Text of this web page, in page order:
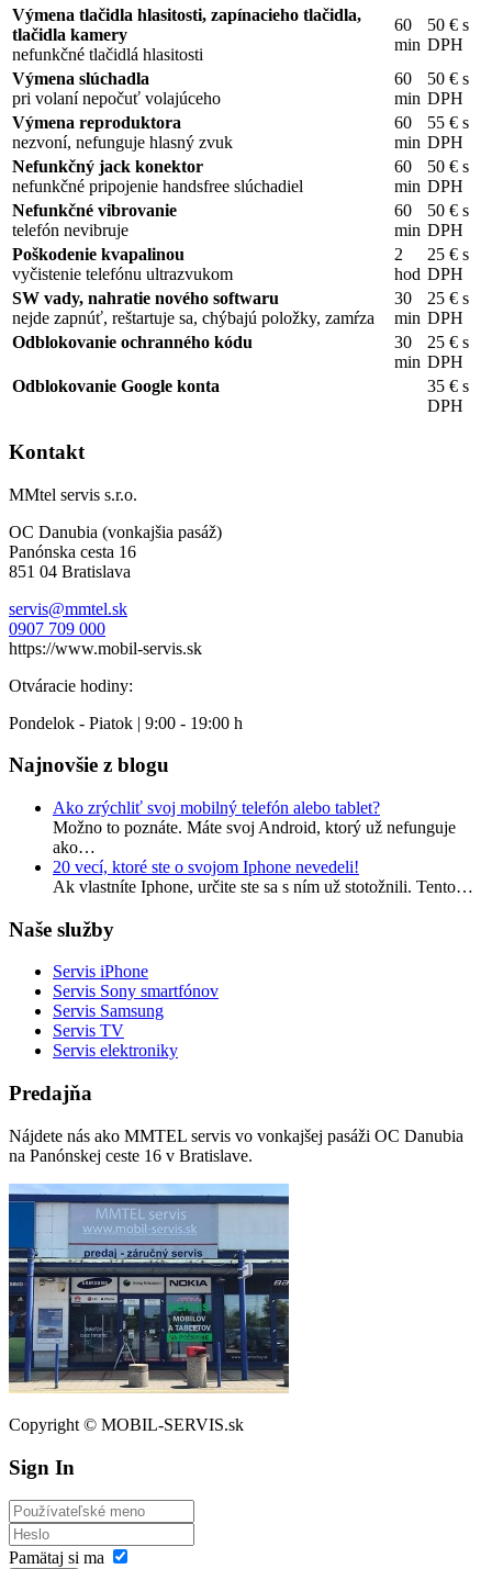
Výmena tlačidla hlasitosti, zapínacieho tlačidla,
tlačidla kamery
nefunkčné tlačidlá hlasitosti
60
min
50 € s
DPH
Výmena slúchadla
pri volaní nepočuť volajúceho
60
min
50 € s
DPH
Výmena reproduktora
nezvoní, nefunguje hlasný zvuk
60
min
55 € s
DPH
Nefunkčný jack konektor
nefunkčné pripojenie handsfree slúchadiel
60
min
50 € s
DPH
Nefunkčné vibrovanie
telefón nevibruje
60
min
50 € s
DPH
Poškodenie kvapalinou
vyčistenie telefónu ultrazvukom
2
hod
25 € s
DPH
SW vady, nahratie nového softwaru
nejde zapnúť, reštartuje sa, chýbajú položky, zamŕza
30
min
25 € s
DPH
Odblokovanie ochranného kódu
30
min
25 € s
DPH
Odblokovanie Google konta
35 € s
DPH
Kontakt
MMtel servis s.r.o.
OC Danubia (vonkajšia pasáž)
Panónska cesta 16
851 04 Bratislava
servis@mmtel.sk
0907 709 000
https://www.mobil-servis.sk
Otváracie hodiny:
Pondelok - Piatok | 9:00 - 19:00 h
Najnovšie z blogu
Ako zrýchliť svoj mobilný telefón alebo tablet?
Možno to poznáte. Máte svoj Android, ktorý už nefunguje
ako…
20 vecí, ktoré ste o svojom Iphone nevedeli!
Ak vlastníte Iphone, určite ste sa s ním už stotožnili. Tento…
Naše služby
Servis iPhone
Servis Sony smartfónov
Servis Samsung
Servis TV
Servis elektroniky
Predajňa
Nájdete nás ako MMTEL servis vo vonkajšej pasáži OC Danubia
na Panónskej ceste 16 v Bratislave.
Copyright © MOBIL-SERVIS.sk
Sign In
Pamätaj si ma